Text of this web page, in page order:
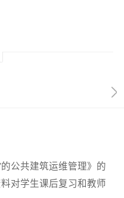
的引入35
理45
公共建筑运维管理》的
对学生课后复习和教师